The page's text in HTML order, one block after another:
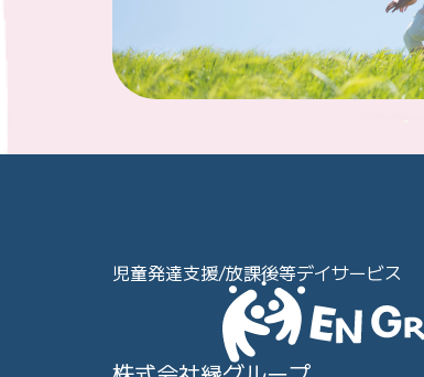
児童発達支援/放課後等デイサービス